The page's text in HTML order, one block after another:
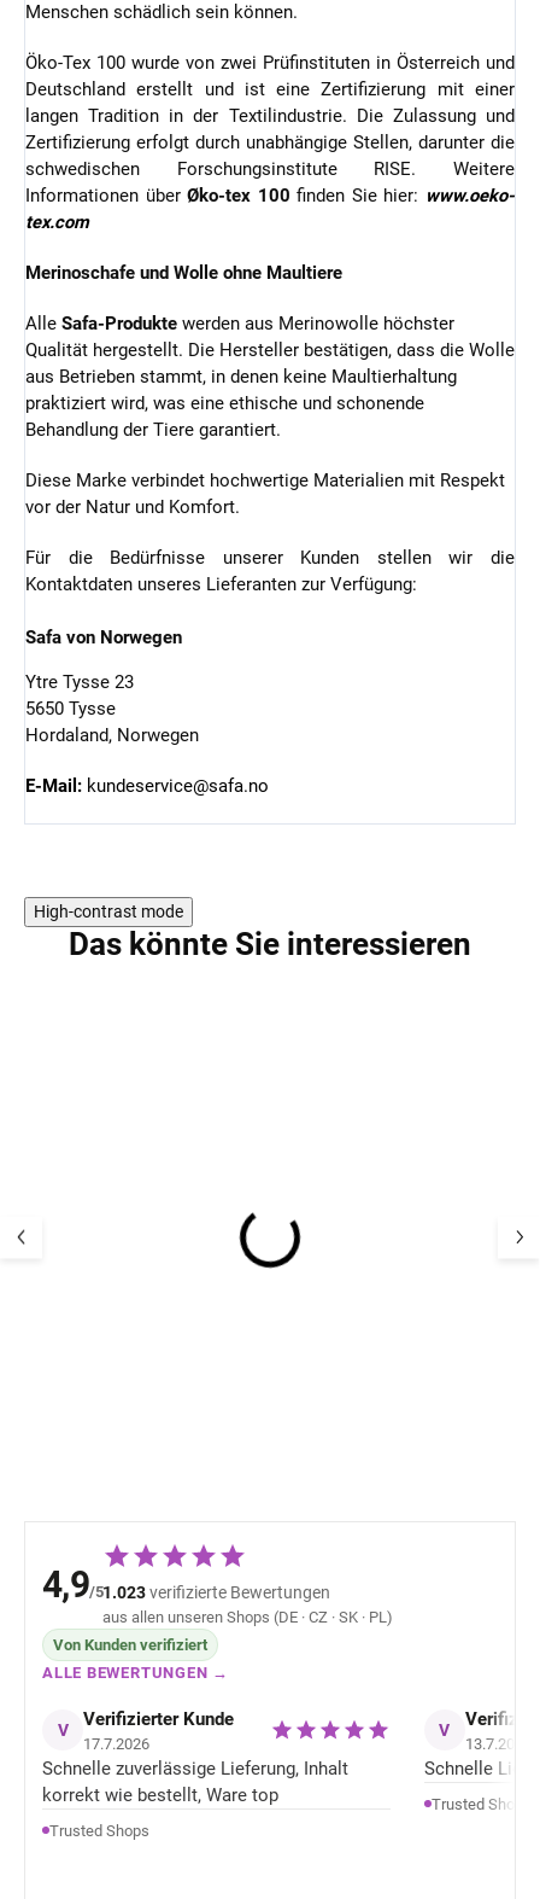
Menschen schädlich sein können.
Öko-Tex 100 wurde von zwei Prüfinstituten in Österreich und
Deutschland erstellt und ist eine Zertifizierung mit einer
langen Tradition in der Textilindustrie. Die Zulassung und
Zertifizierung erfolgt durch unabhängige Stellen, darunter die
schwedischen Forschungsinstitute RISE. Weitere
Informationen überØko-tex 100 finden Sie hier: www.oeko-
tex.com
Merinoschafe und Wolle ohne Maultiere
Alle Safa-Produkte werden aus Merinowolle höchster
Qualität hergestellt. Die Hersteller bestätigen, dass die Wolle
aus Betrieben stammt, in denen keine Maultierhaltung
praktiziert wird, was eine ethische und schonende
Behandlung der Tiere garantiert.
Diese Marke verbindet hochwertige Materialien mit Respekt
vor der Natur und Komfort.
Für die Bedürfnisse unserer Kunden stellen wir die
Kontaktdaten unseres Lieferanten zur Verfügung:
Safa von Norwegen
Ytre Tysse 23
5650 Tysse
Hordaland, Norwegen
E-Mail: kundeservice@safa.no
High-contrast mode
Das könnte Sie interessieren
4,9/51.023verifizierte Bewertungen
aus allen unseren Shops (DE · CZ · SK · PL)
Von Kunden verifiziert
ALLE BEWERTUNGEN →
V Verifizierter Kunde
17.7.2026
Schnelle zuverlässige Lieferung, Inhalt
korrekt wie bestellt, Ware top
Trusted Shops
V
13.7.2026
Schnelle
Trusted Shops